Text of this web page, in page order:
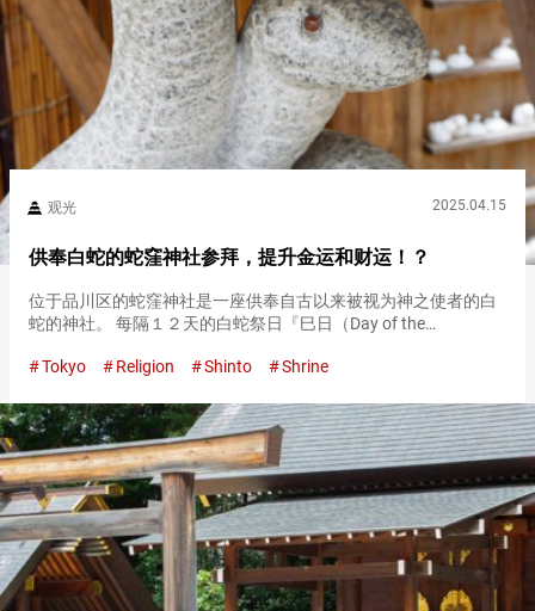
观光 2025.04.15
供奉白蛇的蛇窪神社参拜，提升金运和财运！？
位于品川区的蛇窪神社是一座供奉自古以来被视为神之使者的白
蛇的神社。 每隔１２天的白蛇祭日『巳日（Day of the
前来。 想知道『巳日（Day of the Snake）』具体…
Tokyo Religion Shinto Shrine